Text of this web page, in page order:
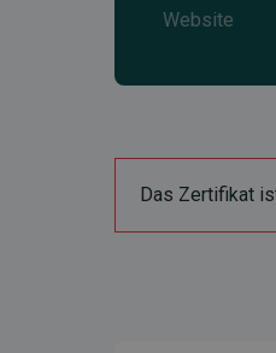
Website
Das Zertifikat